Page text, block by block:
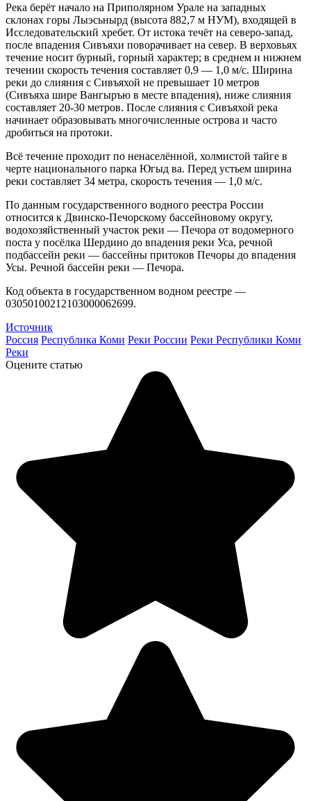
Река берёт начало на Приполярном Урале на западных
склонах горы Лыэсьнырд (высота 882,7 м НУМ), входящей в
Исследовательский хребет. От истока течёт на северо-запад,
после впадения Сивъяхи поворачивает на север. В верховьях
течение носит бурный, горный характер; в среднем и нижнем
течении скорость течения составляет 0,9 — 1,0 м/с. Ширина
реки до слияния с Сивъяхой не превышает 10 метров
(Сивъяха шире Вангыръю в месте впадения), ниже слияния
составляет 20-30 метров. После слияния с Сивъяхой река
начинает образовывать многочисленные острова и часто
дробиться на протоки.
Всё течение проходит по ненаселённой, холмистой тайге в
черте национального парка Югыд ва. Перед устьем ширина
реки составляет 34 метра, скорость течения — 1,0 м/с.
По данным государственного водного реестра России
относится к Двинско-Печорскому бассейновому округу,
водохозяйственный участок реки — Печора от водомерного
поста у посёлка Шердино до впадения реки Уса, речной
подбассейн реки — бассейны притоков Печоры до впадения
Усы. Речной бассейн реки — Печора.
Код объекта в государственном водном реестре —
03050100212103000062699.
Источник
Россия Республика Коми Реки России Реки Республики Коми
Реки
Оцените статью